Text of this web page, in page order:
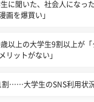
に聞いた、社会人になっ
画を爆買い」
以上の大学生9割以上が「
リットがない」
割……大学生のSNS利用状